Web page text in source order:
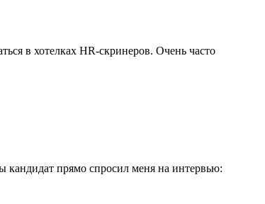
в хотелках HR-скринеров. Очень часто
кандидат прямо спросил меня на интервью: